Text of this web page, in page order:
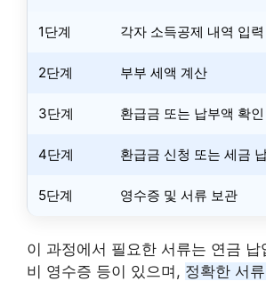
1단계 각자 소득공제 내역 입력
2단계 부부 세액 계산
3단계 환급금 또는 납부액 확인
4단계 환급금 신청 또는 세금
5단계 영수증 및 서류 보관
이 과정에서 필요한 서류는 연금 납
비 영수증 등이 있으며, 정확한 서